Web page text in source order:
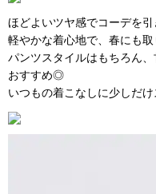
ほどよいツヤ感でコーデを引
軽やかな着心地で、春にも取
パンツスタイルはもちろん
おすすめ◎
いつもの着こなしに少しだ